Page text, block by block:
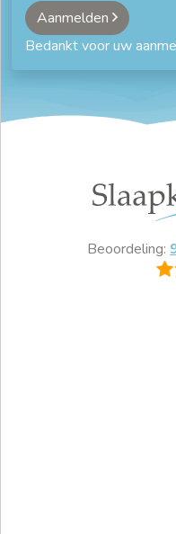
Aanmelden
Bedankt voor uw
Beoordeling: